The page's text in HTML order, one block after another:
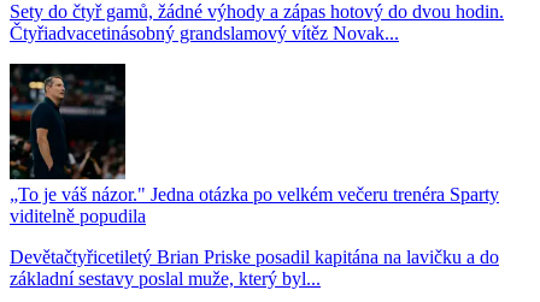
Sety do čtyř gamů, žádné výhody a zápas hotový do dvou hodin.
Čtyřiadvacetinásobný grandslamový vítěz Novak...
„To je váš názor." Jedna otázka po velkém večeru trenéra Sparty
viditelně popudila
Devětačtyřicetiletý Brian Priske posadil kapitána na lavičku a do
základní sestavy poslal muže, který byl...